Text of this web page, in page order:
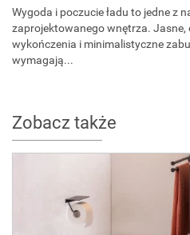
Wygoda i poczucie ładu to jedne z
zaprojektowanego wnętrza.
wykończenia i minimalistyczne
wymagają...
Zobacz także